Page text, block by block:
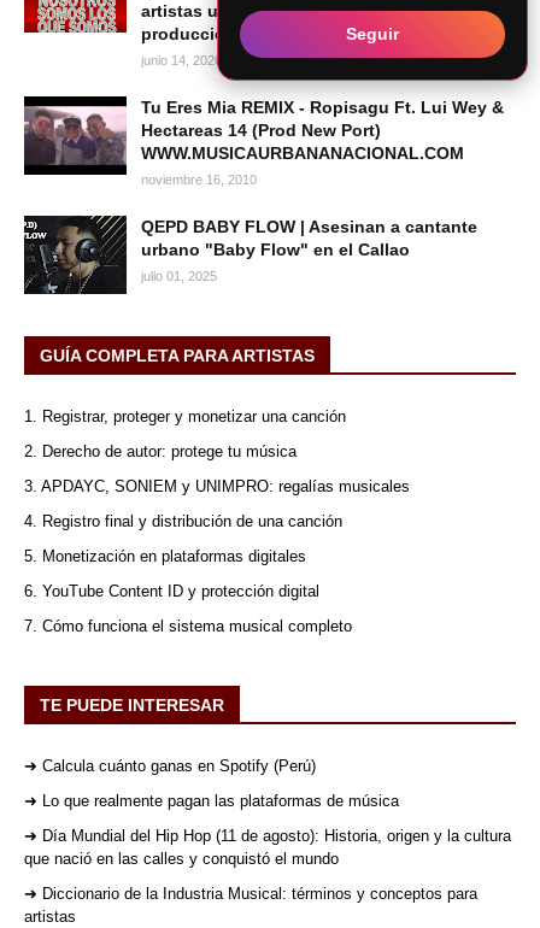
artistas urbanos peruanos bajo la
producción de Caipo Records
junio 14, 2026
Tu Eres Mia REMIX - Ropisagu Ft. Lui Wey &
Hectareas 14 (Prod New Port)
WWW.MUSICAURBANANACIONAL.COM
noviembre 16, 2010
QEPD BABY FLOW | Asesinan a cantante
urbano "Baby Flow" en el Callao
julio 01, 2025
GUÍA COMPLETA PARA ARTISTAS
1. Registrar, proteger y monetizar una canción
2. Derecho de autor: protege tu música
3. APDAYC, SONIEM y UNIMPRO: regalías musicales
4. Registro final y distribución de una canción
5. Monetización en plataformas digitales
6. YouTube Content ID y protección digital
7. Cómo funciona el sistema musical completo
TE PUEDE INTERESAR
➜ Calcula cuánto ganas en Spotify (Perú)
➜ Lo que realmente pagan las plataformas de música
➜ Día Mundial del Hip Hop (11 de agosto): Historia, origen y la cultura
que nació en las calles y conquistó el mundo
➜ Diccionario de la Industria Musical: términos y conceptos para
artistas
Seguir